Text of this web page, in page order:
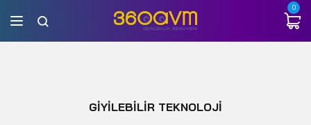
0
GIYILEBILIR TEKNOLOJI